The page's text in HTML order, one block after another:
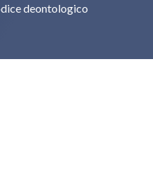
deontologico